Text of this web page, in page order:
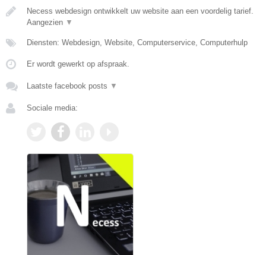
Necess webdesign ontwikkelt uw website aan een voordelig tarief.
Aangezien ▼
Diensten: Webdesign, Website, Computerservice, Computerhulp
Er wordt gewerkt op afspraak.
Laatste facebook posts ▼
Sociale media: